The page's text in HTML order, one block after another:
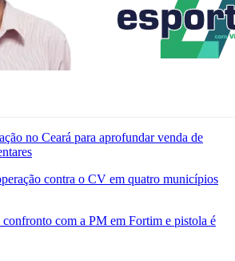
no Ceará para aprofundar venda de
contra o CV em quatro municípios
com a PM em Fortim e pistola é